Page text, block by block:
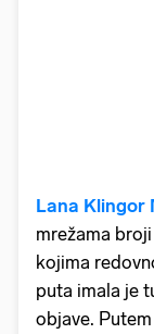
Lana Klingor
mrežama
kojima
puta imala je
objave.